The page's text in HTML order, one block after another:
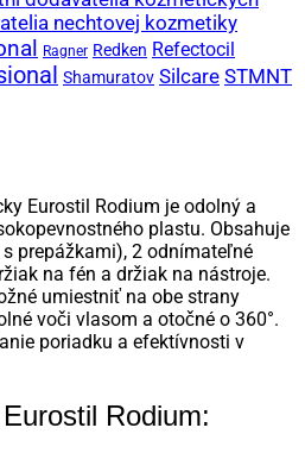
nechtovej kozmetiky
Ragner Redken Refectocil
Shamuratov Silcare STMNT
Eurostil Rodium je odolný a
plastu. Obsahuje
s prepážkami), 2 odnímateľné
na fén a držiak na nástroje.
umiestniť na obe strany
voči vlasom a otočné o 360°.
poriadku a efektívnosti v
Rodium: